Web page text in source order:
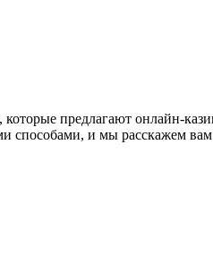
предлагают онлайн-
способами, и мы расскажем